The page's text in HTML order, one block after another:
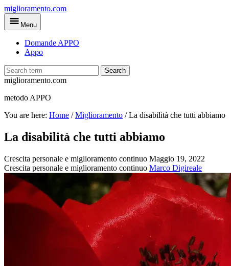
Skip
to
main
miglioramento.com
Menu
Domande APPO
Appo
Search
miglioramento.com
metodo APPO
You are here: Home /Miglioramento /La disabilità che tutti abbiamo
La disabilità che tutti abbiamo
Crescita personale e miglioramento continuo Maggio 19, 2022
Crescita personale e miglioramento continuo Marco Digireale